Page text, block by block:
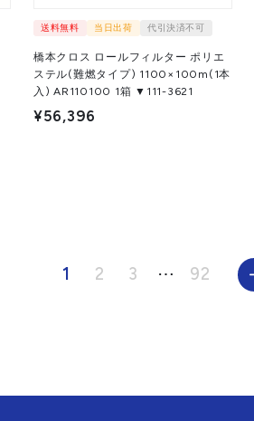
送料無料 当日出荷 代引決済不可
橋本クロス ロールフィルター ポリエ
ステル(難燃タイプ) 1100×100m(1本
入) AR110100 1箱 ▼111-3621
¥56,396
1 2 3 ⋯ 92